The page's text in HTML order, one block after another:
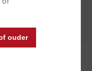
ouder
dit product